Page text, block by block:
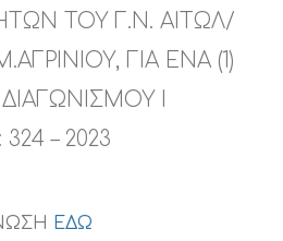
ΤΟΥ Γ.Ν. ΑΙΤΩΛ/
ΓΙΑ ΕΝΑ (1)
I
324 – 2023
ΕΔΩ